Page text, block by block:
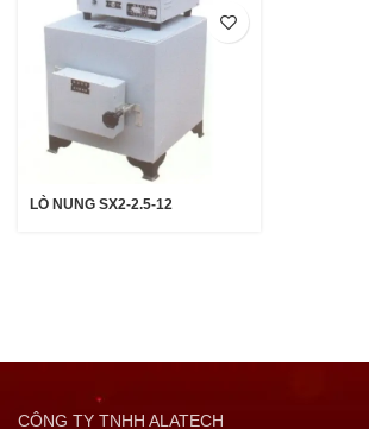
LÒ NUNG SX2-2.5-12
CÔNG TY TNHH ALATECH